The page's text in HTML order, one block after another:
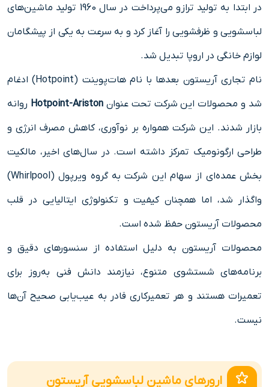
در ابتدا به تولید ترازو می‌پرداخت در سال 1960 تولید ماشین‌های
لباسشویی و ظرفشویی را آغاز کرد و به سرعت به یکی از پیشگامان
لوازم خانگی در اروپا تبدیل شد.
نام تجاری آریستون بعدها با نام هات‌پوینت (Hotpoint) ادغام
شد و محصولات این شرکت تحت عنوانHotpoint-Ariston روانه
بازار شدند. این شرکت همواره بر نوآوری، کاهش مصرف انرژی و
طراحی ارگونومیک تمرکز داشته است. در سال‌های اخیر، مالکیت
بخش عمده‌ای از سهام این شرکت به گروه ویرپول (Whirlpool)
واگذار شد، اما همچنان کیفیت و تکنولوژی ایتالیایی در قلب
محصولات آریستون حفظ شده است.
محصولات آریستون به دلیل استفاده از سنسورهای دقیق و
برنامه‌های شستشوی متنوع، نیازمند دانش فنی به‌روز برای
تعمیرات هستند و هر تعمیرکاری قادر به عیب‌یابی صحیح آن‌ها
نیست.
ارورهای ماشین لباسشویی آریستون